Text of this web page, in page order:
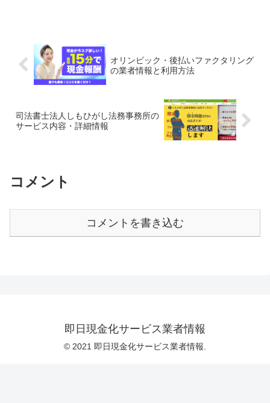
オリンピック・後払いファクタリング
の業者情報と利用方法
司法書士法人しもひがし法務事務所の
サービス内容・詳細情報
コメント
コメントを書き込む
即日現金化サービス業者情報
© 2021 即日現金化サービス業者情報.